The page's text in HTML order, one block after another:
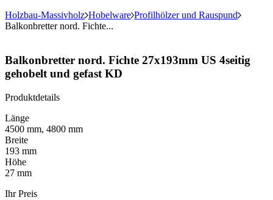
Holzbau-Massivholz Hobelware Profilhölzer und Rauspund
Balkonbretter nord. Fichte...
Balkonbretter nord. Fichte 27x193mm US 4seitig
gehobelt und gefast KD
Produktdetails
Länge
4500 mm, 4800 mm
Breite
193 mm
Höhe
27 mm
Ihr Preis